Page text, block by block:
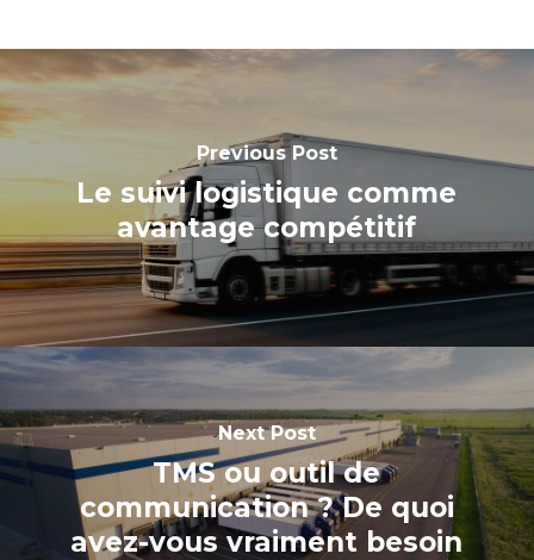
Previous Post
Le suivi logistique comme
avantage compétitif
Next Post
TMS ou outil de
communication ? De quoi
avez-vous vraiment besoin